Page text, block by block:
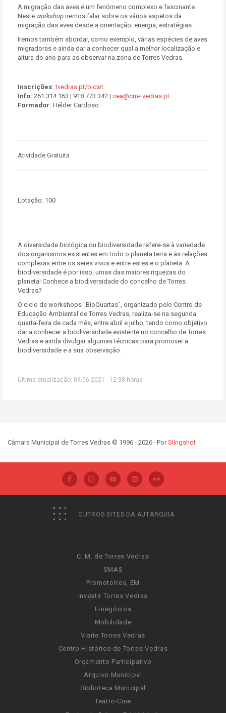
A migração das aves é um fenómeno complexo e fascinante.
Neste workshop iremos falar sobre os vários aspetos da
migração das aves desde a orientação, energia, estratégias.
Iremos também abordar, como exemplo, várias espécies de aves
migradoras e ainda dar a conhecer qual a melhor localização e
altura do ano para as observar na zona de Torres Vedras.
Inscrições:tvedras.pt/bicwt
Info: 261 314 163 | 918 773 342 | cea@cm-tvedras.pt
Formador: Hélder Cardoso
Atividade Gratuita
Lotação: 100
A diversidade biológica ou biodiversidade refere-se à variedade
dos organismos existentes em todo o planeta terra e às relações
complexas entre os seres vivos e entre estes e o planeta. A
biodiversidade é por isso, umas das maiores riquezas do
planeta! Conhece a biodiversidade do concelho de Torres
Vedras?
O ciclo de workshops "BioQuartas", organizado pelo Centro de
Educação Ambiental de Torres Vedras, realiza-se na segunda
quarta-feira de cada mês, entre abril e julho, tendo como objetivo
dar a conhecer a biodiversidade existente no concelho de Torres
Vedras e ainda divulgar algumas técnicas para promover a
biodiversidade e a sua observação.
Última atualização: 09.06.2021 - 12:38 horas
Câmara Municipal de Torres Vedras © 1996 - 2026 · PorSlingshot
OUTROS SITES DA AUTARQUIA
C. M. de Torres Vedras
SMAS
Promotorres, EM
Investir Torres Vedras
E-negócios
Mobilidade
Visite Torres Vedras
Centro Histórico de Torres Vedras
Orçamento Participativo
Arquivo Municipal
Biblioteca Municipal
Teatro-Cine